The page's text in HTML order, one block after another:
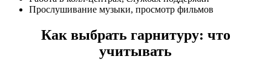
Прослушивание музыки, просмотр фильмов
Как выбрать гарнитуру: что
учитывать